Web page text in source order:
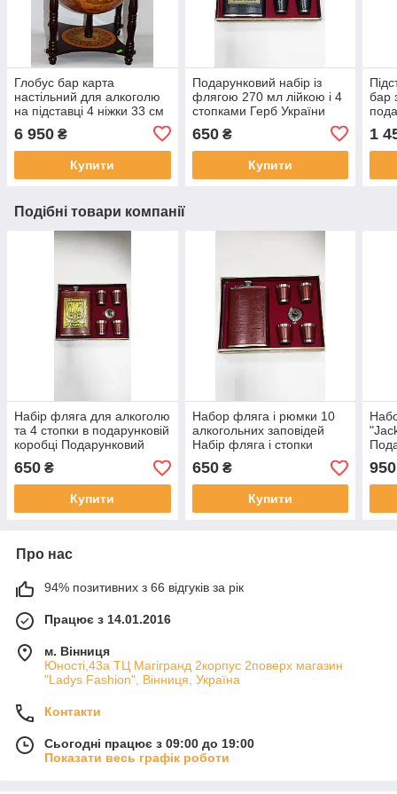
Глобус бар карта
настільний для алкоголю
на підставці 4 ніжки 33 см
6 950 ₴
Купити
Подарунковий набір із
флягою 270 мл лійкою і 4
стопками Герб України
Набір фляга та стопки в
подарунковій коробці
650₴
Купити
бар
1
Подібні товари компанії
Набір фляга для алкоголю
та 4 стопки в подарунковій
коробці Подарунковий
набір для чоловіка фляга
з гербом України
650 ₴
Купити
Набор фляга і рюмки 10
алкогольних заповідей
Набір фляга і стопки
Подарункові чоловічі
набори фляги і чарки
650₴
Купити
950
Про нас
94% позитивних з 66 відгуків за рік
Працює з 14.01.2016
м. Вінниця
Юності,43а ТЦ Магігранд 2корпус 2поверх магазин
"Ladys Fashion", Вінниця, Україна
Контакти
Сьогодні працює з 09:00 до 19:00
Показати весь графік роботи